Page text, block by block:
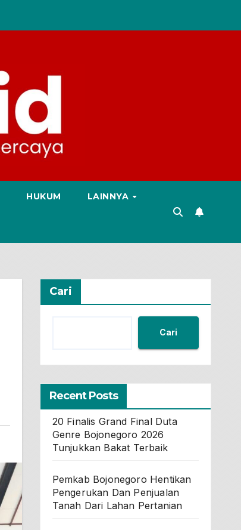
HUKUM LAINNYA
Cari
Cari
Recent Posts
20 Finalis Grand Final Duta
Genre Bojonegoro 2026
Tunjukkan Bakat Terbaik
Pemkab Bojonegoro Hentikan
Pengerukan Dan Penjualan
Tanah Dari Lahan Pertanian